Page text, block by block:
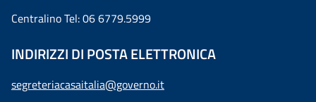
Centralino Tel: 06 6779.5999
INDIRIZZI DI POSTA ELETTRONICA
segreteriacasaitalia@governo.it